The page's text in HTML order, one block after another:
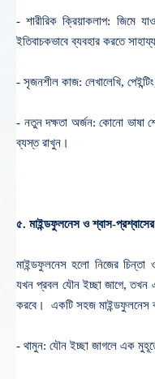
-শারীরিক ক্রিয়াকলাপ: জিমে
ইতিবাচকভাবে ব্যবহার করতে
- সৃজনশীল কাজ: লেখালেখি,
- নতুন দক্ষতা অর্জন: কোনো ভাষা
ব্যস্ত রাখুন।
৫. মাইন্ডফুলনেস ও শ্বাস-প্রশ্বাসের
মাইন্ডফুলনেস হলো নিজের
যখন প্রবল যৌন ইচ্ছা জাগে, তখন
করবে। একটি সহজ মাইন্ডফুলনেস
- থামুন: যৌন ইচ্ছা জাগলে এক